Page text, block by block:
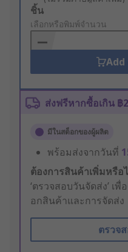
Add
to
Basket
ชิ้น
เลือกหรือพิมพ์จำนวน
ส่งฟรีหากซื้อเกิน ฿
มีในสต็อกของผู้ผลิต
พร้อมส่งจากวันที่
ต้องการสินค้าเพิ่มหรือ
‘ตรวจสอบวันจัดส่ง’ เ
อกสินค้าและการจัดส่ง
ตรวจ